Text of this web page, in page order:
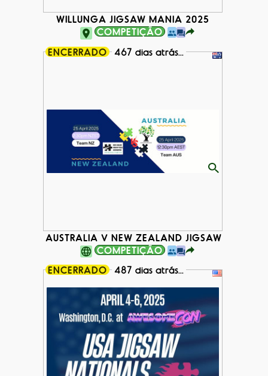
WILLUNGA JIGSAW MANIA 2025
COMPETIÇÃO
ENCERRADO
467 dias atrás...
AUSTRALIA V NEW ZEALAND JIGSAW PUZZLE
COMPETIÇÃO
ENCERRADO
487 dias atrás...